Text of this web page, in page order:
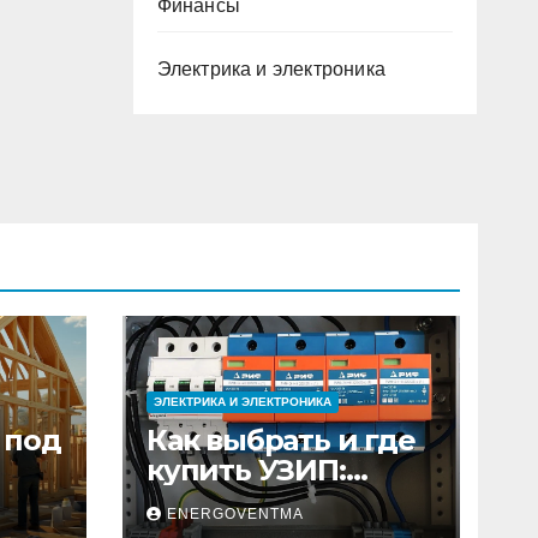
Финансы
Электрика и электроника
под
ЭЛЕКТРИКА И ЭЛЕКТРОНИКА
Как выбрать и где
купить УЗИП:
особенности
устройств защиты
ENERGOVENTMA